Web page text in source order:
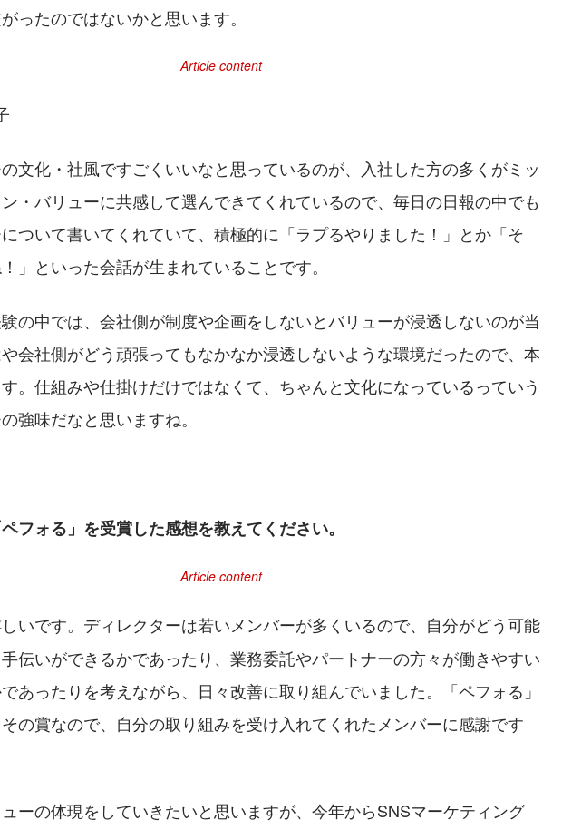
ったのではないかと思います。
文化・社風ですごくいいなと思っているのが、入社した方の多くがミッ
・バリューに共感して選んできてくれているので、毎日の日報の中でも
ついて書いてくれていて、積極的に「ラプるやりました！」とか「そ
」といった会話が生まれていることです。
の中では、会社側が制度や企画をしないとバリューが浸透しないのが当
会社側がどう頑張ってもなかなか浸透しないような環境だったので、本
。仕組みや仕掛けだけではなくて、ちゃんと文化になっているっていう
強味だなと思いますね。
フォる」を受賞した感想を教えてください。
いです。ディレクターは若いメンバーが多くいるので、自分がどう可能
伝いができるかであったり、業務委託やパートナーの方々が働きやすい
あったりを考えながら、日々改善に取り組んでいました。「ペフォる」
の賞なので、自分の取り組みを受け入れてくれたメンバーに感謝です
ーの体現をしていきたいと思いますが、今年からSNSマーケティング